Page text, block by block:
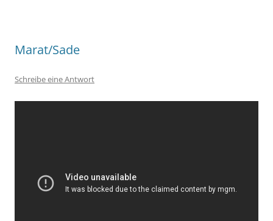
Marat/Sade
Schreibe eine Antwort